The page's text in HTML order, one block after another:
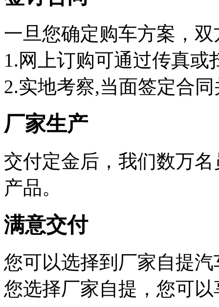
一旦您确定购车方案，
1.网上订购可通过传真
2.实地考察,当面签定合
厂家生产
交付定金后，我们数万
产品。
满意交付
您可以选择到厂家自提
您选择厂家自提，您可